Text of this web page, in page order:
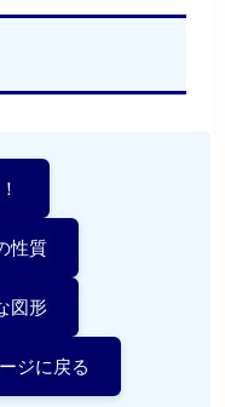
性質
図形
ジに戻る